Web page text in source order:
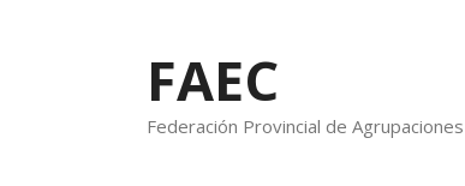
FAEC
Federación Provincial de